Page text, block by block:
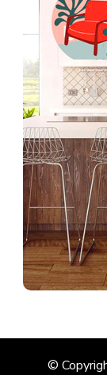
©